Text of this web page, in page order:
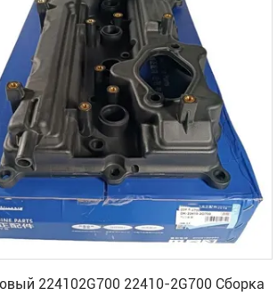
224102G700 22410-2G700 Сборка